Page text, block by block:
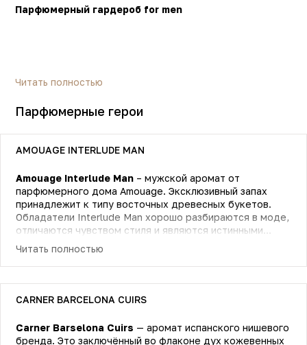
Парфюмерный гардероб for men
Читать полностью
Парфюмерные герои
AMOUAGE INTERLUDE MAN
Amouage Interlude Man – мужской аромат от
парфюмерного дома Amouage. Эксклюзивный запах
принадлежит к типу восточных древесных букетов.
Обладатели Interlude Man хорошо разбираются в моде,
отличаются чувством стиля и являются истинными
ценителями прекрасного во всех жизненных
проявлениях. Аромат заключен в темно-синюю
бутылочку, которую венчает золотистая крышечка-
корона. В центре флакона сверкает эмблема бренда,
напоминающая яркое солнце. Внешняя упаковка духов
разноцветными пятнами.
Читать полностью
CARNER BARCELONA CUIRS
Carner Barselona Cuirs — аромат испанского нишевого
бренда. Это заключённый во флаконе дух кожевенных